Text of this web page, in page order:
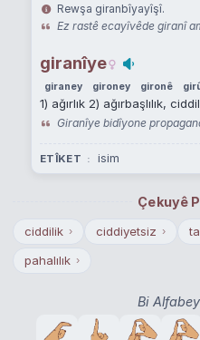
Rewşa giranbîyayîşî.
Ez rastê ecayîvêde giranî
giranîye
giraney gironey gironê
1) ağırlık 2) ağırbaşlılık,
Giranîye bidîyone
ETÎKET isim
Çekuyê
ciddilik › ciddiyetsiz ›
pahalılık ›
Bi